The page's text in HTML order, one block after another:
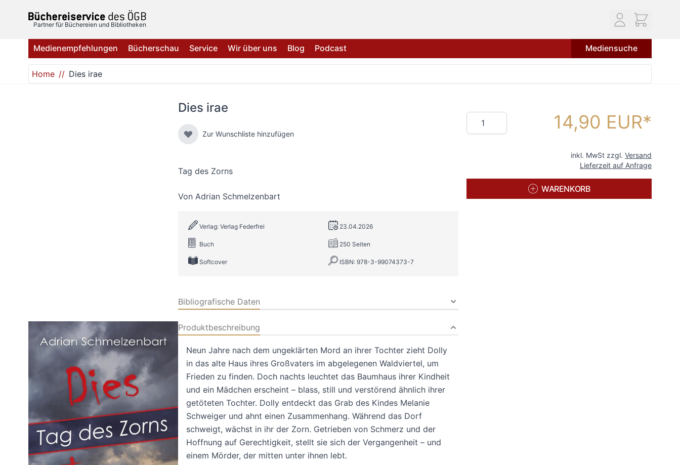
Partner für Büchereien und Bibliotheken
Medienempfehlungen Bücherschau Service Wir über uns Blog Podcast Mediensuche
Home Dies irae
Dies irae
Zur Wunschliste hinzufügen
Tag des Zorns
Von Adrian Schmelzenbart
Verlag: Verlag Federfrei 23.04.2026
Buch 250 Seiten
Softcover ISBN: 978-3-99074373-7
Bibliografische Daten
Produktbeschreibung
Neun Jahre nach dem ungeklärten Mord an ihrer Tochter zieht Dolly
in das alte Haus ihres Großvaters im abgelegenen Waldviertel, um
Frieden zu finden. Doch nachts leuchtet das Baumhaus ihrer Kindheit
und ein Mädchen erscheint – blass, still und verstörend ähnlich ihrer
getöteten Tochter. Dolly entdeckt das Grab des Kindes Melanie
Schweiger und ahnt einen Zusammenhang. Während das Dorf
schweigt, wächst in ihr der Zorn. Getrieben von Schmerz und der
Hoffnung auf Gerechtigkeit, stellt sie sich der Vergangenheit – und
einem Mörder, der mitten unter ihnen lebt.
Menge 14,90 EUR
inkl. MwSt zzgl. Versand
Lieferzeit auf Anfrage
WARENKORB